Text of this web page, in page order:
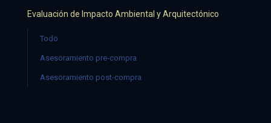
Evaluación de Impacto Ambiental y Arquitectónico
Todo
Asesoramiento pre-compra
Asesoramiento post-compra